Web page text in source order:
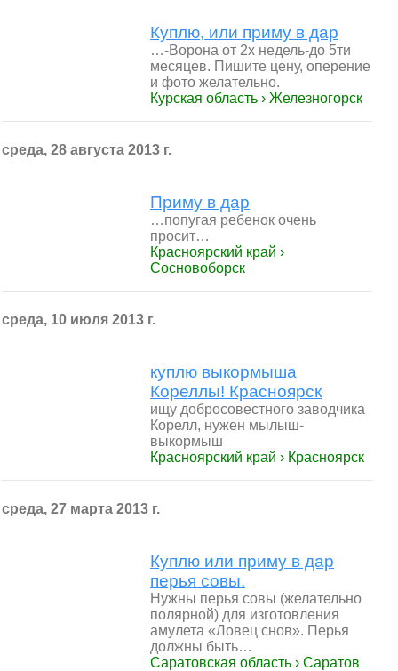
Куплю, или приму в дар
…-Ворона от 2х недель-до 5ти
месяцев. Пишите цену, оперение
и фото желательно.
Курская область › Железногорск
среда, 28 августа 2013 г.
Приму в дар
…попугая ребенок очень
просит…
Красноярский край ›
Сосновоборск
среда, 10 июля 2013 г.
куплю выкормыша
Кореллы! Красноярск
ищу добросовестного заводчика
Корелл, нужен мылыш-
выкормыш
Красноярский край › Красноярск
среда, 27 марта 2013 г.
Куплю или приму в дар
перья совы.
Нужны перья совы (желательно
полярной) для изготовления
амулета «Ловец снов». Перья
должны быть…
Саратовская область › Саратов